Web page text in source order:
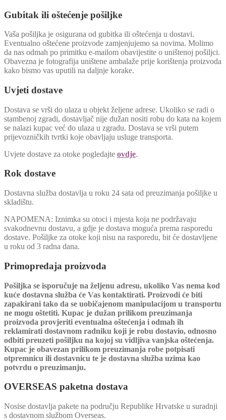
Gubitak ili oštećenje pošiljke
Vaša pošiljka je osigurana od gubitka ili oštećenja u dostavi.
Eventualno oštećene proizvode zamjenjujemo sa novima. Molimo
da nas odmah po primitku e-mailom obavijestite o uništenoj pošiljci.
Obavezna je fotografija uništene ambalaže prije korištenja proizvoda
kako bismo vas uputili na daljnje korake.
Uvjeti dostave
Dostava se vrši do ulaza u objekt željene adrese. Ukoliko se radi o
stambenoj zgradi, dostavljač nije dužan nositi robu do kata na kojem
se nalazi kupac već do ulaza u zgradu. Dostava se vrši putem
prijevozničkih tvrtki koje obavljaju usluge transporta.
Uvjete dostave za otoke pogledajte ovdje.
Rok dostave
Dostavna služba dostavlja u roku 24 sata od preuzimanja pošiljke u
skladištu.
NAPOMENA: Iznimka su otoci i mjesta koja ne podržavaju
svakodnevnu dostavu, a gdje je dostava moguća prema rasporedu
dostave. Pošiljke za otoke koji nisu na rasporedu, bit će dostavljene
u roku od 3 radna dana.
Primopredaja proizvoda
Pošiljka se isporučuje na željenu adresu, ukoliko Vas nema kod
kuće dostavna služba će Vas kontaktirati. Proizvodi će biti
zapakirani tako da se uobičajenom manipulacijom u transportu
ne mogu oštetiti. Kupac je dužan prilikom preuzimanja
proizvoda provjeriti eventualna oštećenja i odmah ih
reklamirati dostavnom radniku koji je robu dostavio, odnosno
odbiti preuzeti pošiljku na kojoj su vidljiva vanjska oštećenja.
Kupac je obavezan prilikom preuzimanja robe potpisati
otpremnicu ili dostavnicu te je dostavna služba uzima kao
potvrdu o preuzimanju.
OVERSEAS paketna dostava
Nosise dostavlja pakete na području Republike Hrvatske u suradnji
s dostavnom službom Overseas.